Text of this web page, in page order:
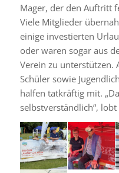
Mager, der den Auftritt
Viele Mitglieder
einige investierten
oder waren sogar aus
Verein zu unterstützen.
Schüler sowie
halfen tatkräftig mit.
selbstverständlich“, lobt